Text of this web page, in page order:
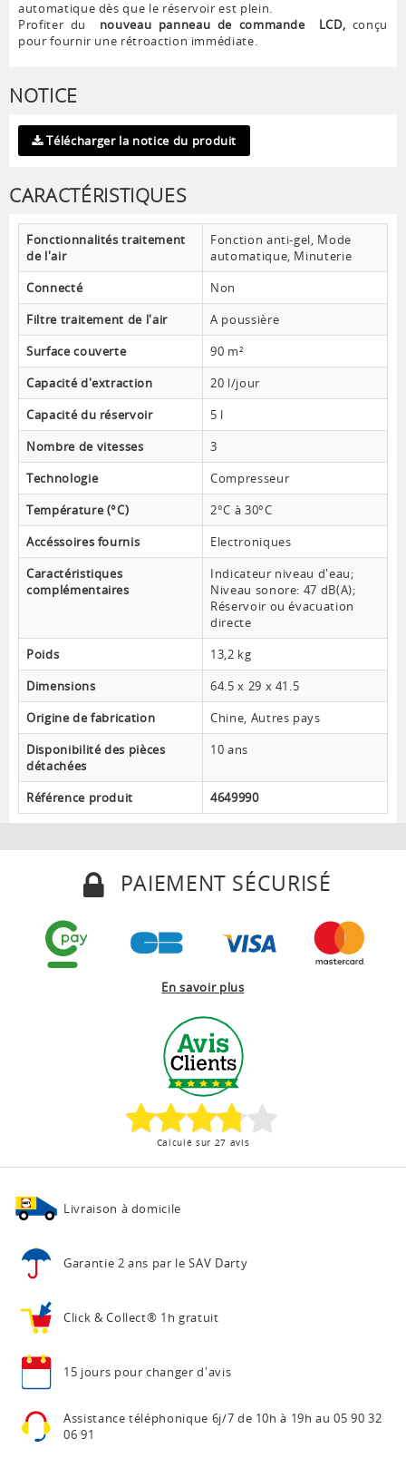
automatique dès que le réservoir est plein.
Profiter du nouveau panneau de commande LCD, conçu
pour fournir une rétroaction immédiate.
NOTICE
Télécharger la notice du produit
CARACTÉRISTIQUES
Fonctionnalités traitement
de l'air
Fonction anti-gel, Mode
automatique, Minuterie
Connecté
Non
Filtre traitement de l'air
A poussière
Surface couverte
90 m²
Capacité d'extraction
20 l/jour
Capacité du réservoir
5 l
Nombre de vitesses
3
Technologie
Compresseur
Température (°C)
2°C à 30°C
Accéssoires fournis
Electroniques
Caractéristiques
complémentaires
Indicateur niveau d'eau;
Niveau sonore: 47 dB(A);
Réservoir ou évacuation
directe
Poids
13,2 kg
Dimensions
64.5 x 29 x 41.5
Origine de fabrication
Chine, Autres pays
Disponibilité des pièces
détachées
10 ans
Référence produit 4649990
PAIEMENT SÉCURISÉ
En savoir plus
Calculé sur 27 avis
Livraison à domicile
Garantie 2 ans par le SAV Darty
Click & Collect® 1h gratuit
15 jours pour changer d'avis
Assistance téléphonique 6j/7 de 10h à 19h au 05 90 32
06 91